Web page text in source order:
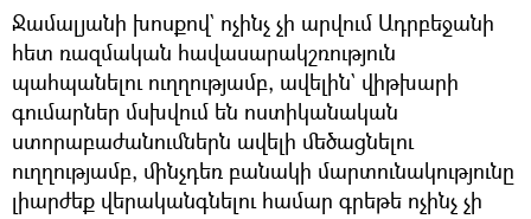
Ջամալյանի խոսքով` ոչինչ չի արվում Ադրբեջանի
հետ ռազմական հավասարակշռություն
պահպանելու ուղղությամբ, ավելին` վիթխարի
գումարներ մսխվում են ոստիկանական
ստորաբաժանումներն ավելի մեծացնելու
ուղղությամբ, մինչդեռ բանակի մարտունակությունը
լիարժեք վերականգնելու համար գրեթե ոչինչ չի